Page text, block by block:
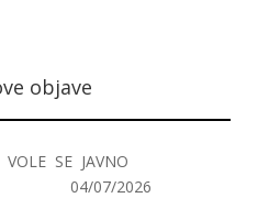
objave
SE JAVNO
04/07/2026